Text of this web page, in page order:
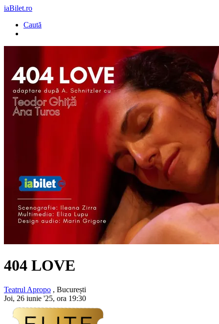
iaBilet.ro
Caută
404 LOVE
Teatrul Apropo , București
Joi, 26 iunie '25, ora 19:30